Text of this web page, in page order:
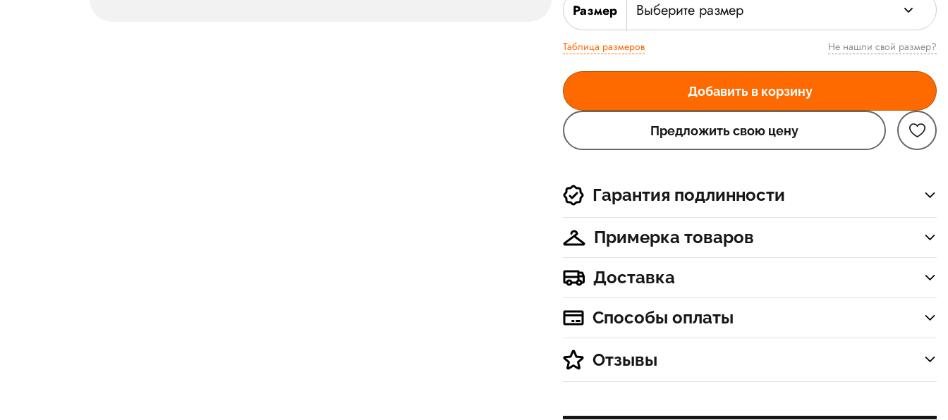
Размер Выберите размер
Таблица размеров Не нашли свой размер?
Добавить в корзину
Предложить свою цену
Гарантия подлинности
Примерка товаров
Доставка
Способы оплаты
Отзывы